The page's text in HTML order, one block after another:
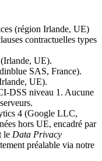
(région Irlande, UE)
contractuelles types
UE).
SAS, France).
UE).
DSS niveau 1. Aucune
4 (Google LLC,
hors UE, encadré par
le Data Privacy
préalable via notre